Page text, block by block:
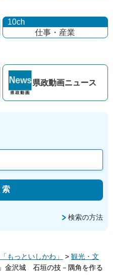
10ch
仕事・産業
県政動画ニュース
検索の方法
もっといしかわ」 > 観光・文
金沢城 石垣の技－隅角を作る